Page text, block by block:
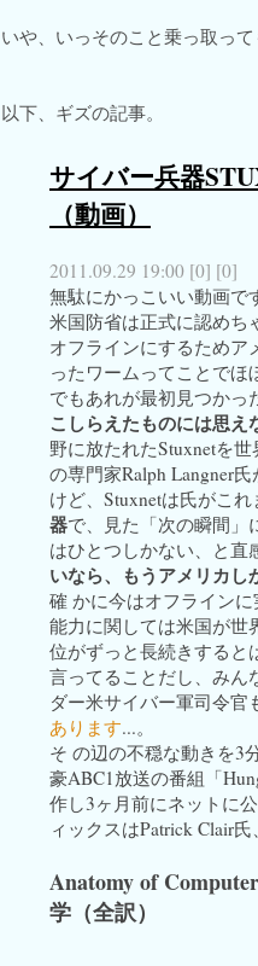
いや、いっそのこと乗っ取っ
以下、ギズの記事。
サイバー兵器
（動画）
2011.09.29 19:00 [0] [0]
無駄にかっこいい動画で
米国防省は正式に認めち
オフラインにするためア
ったワームってことでほ
でもあれが最初見つかっ
こしらえたものには思え
野に放たれたStuxnetを
の専門家Ralph Langner氏
けど、Stuxnetは氏がこ
器で、見た「次の瞬間」
はひとつしかない、と直
いなら、もうアメリカし
確 かに今はオフライン
能力に関しては米国が世
位がずっと長続きすると
言ってることだし、みん
ダー米サイバー軍司令官
あります...。
そ の辺の不穏な動きを3
豪ABC1放送の番組「
作し3ヶ月前にネットに
ィックスはPatrick Clair
Anatomy of
学（全訳）